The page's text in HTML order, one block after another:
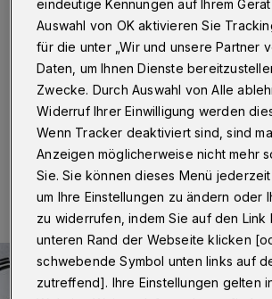
Wuppertal
Nur noch gut eine
in Russland die Fußball-
unserer Beilage in der Wuppertaler
Mittwoch (6. Juni 2018) stimmen wir
sportliche Großereignis ein.
06.06.2018 , 12:00 Uhr Eine Minute
eindeutige Kennungen auf Ihrem
Auswahl von OK aktivieren Sie
für die unter „Wir und unsere Partner
Daten, um Ihnen Dienste
Zwecke. Durch Auswahl von Alle
Widerruf Ihrer Einwilligung werden
Wenn Tracker deaktiviert sind, sind
Anzeigen möglicherweise nicht mehr
Sie. Sie können dieses Menü
um Ihre Einstellungen zu ändern oder
zu widerrufen, indem Sie auf den Link
unteren Rand der Webseite klicken
schwebende Symbol unten links auf
zutreffend]. Ihre Einstellungen gelten